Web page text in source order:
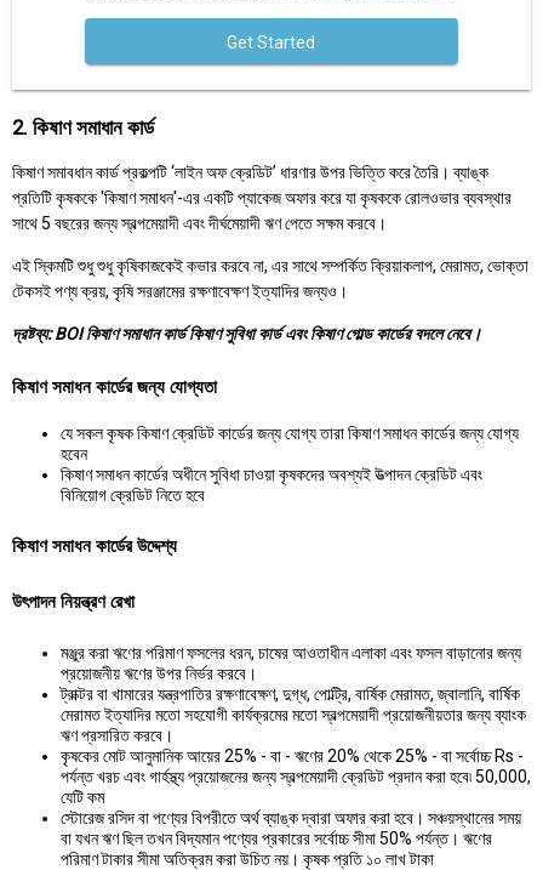
Get Started
2. কিষাণ সমাধান কার্ড
কিষাণ সমাবধান কার্ড প্রকল্পটি ‘লাইন অফ ক্রেডিট’ ধারণার উপর ভিত্তি করে তৈরি। ব্যাঙ্ক
প্রতিটি কৃষককে 'কিষাণ সমাধন'-এর একটি প্যাকেজ অফার করে যা কৃষককে রোলওভার ব্যবস্থার
সাথে 5 বছরের জন্য স্বল্পমেয়াদী এবং দীর্ঘমেয়াদী ঋণ পেতে সক্ষম করবে।
এই স্কিমটি শুধু শুধু কৃষিকাজকেই কভার করবে না, এর সাথে সম্পর্কিত ক্রিয়াকলাপ, মেরামত, ভোক্তা
টেকসই পণ্য ক্রয়, কৃষি সরঞ্জামের রক্ষণাবেক্ষণ ইত্যাদির জন্যও।
দ্রষ্টব্য: BOI কিষাণ সমাধান কার্ড কিষাণ সুবিধা কার্ড এবং কিষাণ গোল্ড কার্ডের বদলে নেবে।
কিষাণ সমাধন কার্ডের জন্য যোগ্যতা
যে সকল কৃষক কিষাণ ক্রেডিট কার্ডের জন্য যোগ্য তারা কিষাণ সমাধন কার্ডের জন্য যোগ্য
হবেন
কিষাণ সমাধন কার্ডের অধীনে সুবিধা চাওয়া কৃষকদের অবশ্যই উত্পাদন ক্রেডিট এবং
বিনিয়োগ ক্রেডিট নিতে হবে
কিষাণ সমাধন কার্ডের উদ্দেশ্য
উৎপাদন নিয়ন্ত্রণ রেখা
মঞ্জুর করা ঋণের পরিমাণ ফসলের ধরন, চাষের আওতাধীন এলাকা এবং ফসল বাড়ানোর জন্য
প্রয়োজনীয় ঋণের উপর নির্ভর করবে।
ট্রাক্টর বা খামারের যন্ত্রপাতির রক্ষণাবেক্ষণ, দুগ্ধ, পোল্ট্রি, বার্ষিক মেরামত, জ্বালানি, বার্ষিক
মেরামত ইত্যাদির মতো সহযোগী কার্যক্রমের মতো স্বল্পমেয়াদী প্রয়োজনীয়তার জন্য ব্যাংক
ঋণ প্রসারিত করবে।
কৃষকের মোট আনুমানিক আয়ের 25% - বা - ঋণের 20% থেকে 25% - বা সর্বোচ্চ Rs -
পর্যন্ত খরচ এবং গার্হস্থ্য প্রয়োজনের জন্য স্বল্পমেয়াদী ক্রেডিট প্রদান করা হবে৷ 50,000,
যেটি কম
স্টোরেজ রসিদ বা পণ্যের বিপরীতে অর্থ ব্যাঙ্ক দ্বারা অফার করা হবে। সঞ্চয়স্থানের সময়
বা যখন ঋণ ছিল তখন বিদ্যমান পণ্যের প্রকারের সর্বোচ্চ সীমা 50% পর্যন্ত। ঋণের
পরিমাণ টাকার সীমা অতিক্রম করা উচিত নয়। কৃষক প্রতি ১০ লাখ টাকা